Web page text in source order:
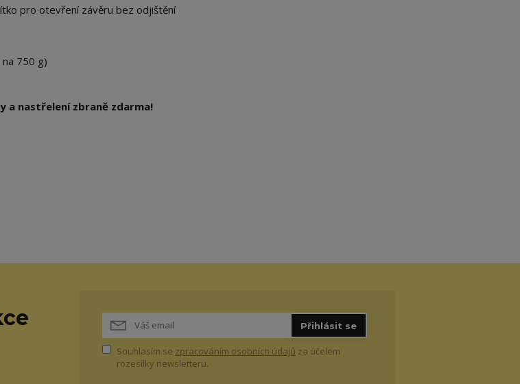
pro otevření závěru bez odjištění
750 g)
a nastřelení zbraně zdarma!
Přihlásit se
Souhlasím se zpracováním osobních údajů za účelem
rozesílky newsletteru.